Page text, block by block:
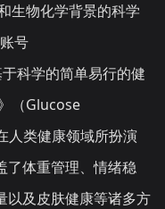
生物化学背景的科学
号
科学的简单易行的健
（Glucose
人类健康领域所扮演
了体重管理、情绪稳
以及皮肤健康等诸多方